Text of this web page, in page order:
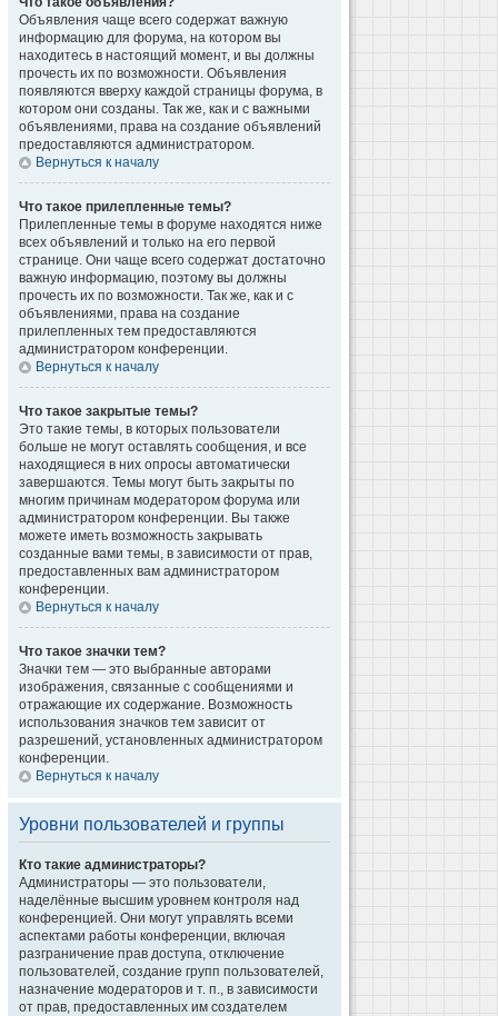
Объявления чаще всего содержат важную
информацию для форума, на котором вы
находитесь в настоящий момент, и вы должны
прочесть их по возможности. Объявления
появляются вверху каждой страницы форума, в
котором они созданы. Так же, как и с важными
объявлениями, права на создание объявлений
предоставляются администратором.
Вернуться к началу
Что такое прилепленные темы?
Прилепленные темы в форуме находятся ниже
всех объявлений и только на его первой
странице. Они чаще всего содержат достаточно
важную информацию, поэтому вы должны
прочесть их по возможности. Так же, как и с
объявлениями, права на создание
прилепленных тем предоставляются
администратором конференции.
Вернуться к началу
Что такое закрытые темы?
Это такие темы, в которых пользователи
больше не могут оставлять сообщения, и все
находящиеся в них опросы автоматически
завершаются. Темы могут быть закрыты по
многим причинам модератором форума или
администратором конференции. Вы также
можете иметь возможность закрывать
созданные вами темы, в зависимости от прав,
предоставленных вам администратором
конференции.
Вернуться к началу
Что такое значки тем?
Значки тем — это выбранные авторами
изображения, связанные с сообщениями и
отражающие их содержание. Возможность
использования значков тем зависит от
разрешений, установленных администратором
конференции.
Вернуться к началу
Уровни пользователей и группы
Кто такие администраторы?
Администраторы — это пользователи,
наделённые высшим уровнем контроля над
конференцией. Они могут управлять всеми
аспектами работы конференции, включая
разграничение прав доступа, отключение
пользователей, создание групп пользователей,
назначение модераторов и т. п., в зависимости
от прав, предоставленных им создателем